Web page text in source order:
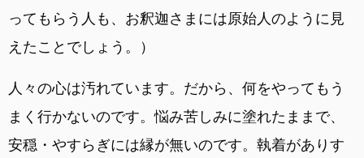
ってもらう人も、お釈迦さまには原始人のように見
えたことでしょう。）
人々の心は汚れています。だから、何をやってもう
まく行かないのです。悩み苦しみに塗れたままで、
安穏・やすらぎには縁が無いのです。執着がありす